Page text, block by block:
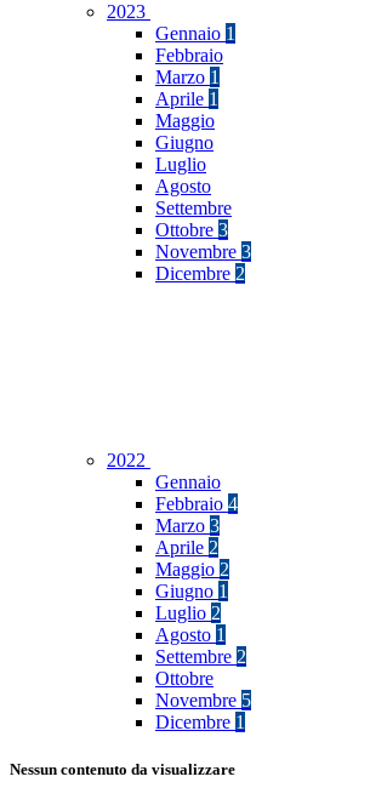
2023
Gennaio 1
Febbraio
Marzo 1
Aprile 1
Maggio
Giugno
Luglio
Agosto
Settembre
Ottobre 3
Novembre 3
Dicembre 2
2022
Gennaio
Febbraio 4
Marzo 3
Aprile 2
Maggio 2
Giugno 1
Luglio 2
Agosto 1
Settembre 2
Ottobre
Novembre 5
Dicembre 1
Nessun contenuto da visualizzare